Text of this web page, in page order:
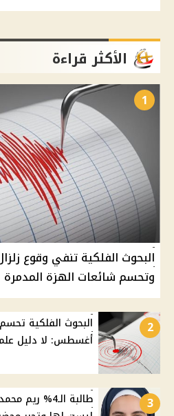
الأكثر قراءة
1
البحوث الفلكية تنفي وقوع
وتحسم شائعات الهزة المدمرة
2
أغسطس: لا دليل
3
طالبة الـ4%